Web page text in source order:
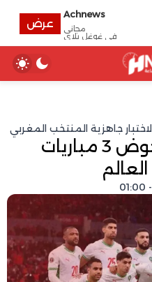
جاهزية المنتخب المغربي
المنتخب المغربي يخوض 3 مباريات
Achnews
مجانى
في غوغل بلاي
عرض